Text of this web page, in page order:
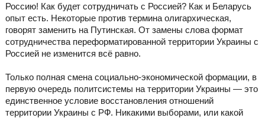
Россию! Как будет сотрудничать с Россией? Как и Беларусь
опыт есть. Некоторые против термина олигархическая,
говорят заменить на Путинская. От замены слова формат
сотрудничества переформатированной территории Украины с
Россией не изменится всё равно.
Только полная смена социально-экономической формации, в
первую очередь политсистемы на территории Украины — это
единственное условие восстановления отношений
территории Украины с РФ. Никакими выборами, или какой